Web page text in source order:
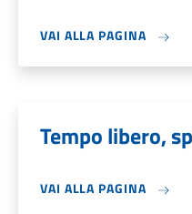
VAI ALLA PAGINA
Tempo libero,
VAI ALLA PAGINA